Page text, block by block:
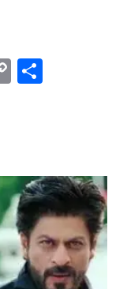
C
Li
n
k